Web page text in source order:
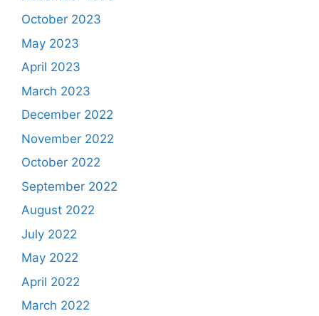
October 2023
May 2023
April 2023
March 2023
December 2022
November 2022
October 2022
September 2022
August 2022
July 2022
May 2022
April 2022
March 2022